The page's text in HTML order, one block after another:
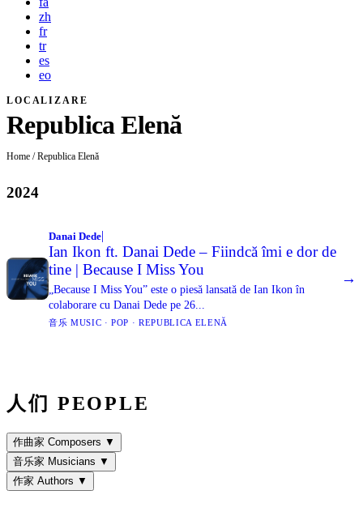
zh
fr
tr
es
eo
LOCALIZARE
Republica Elenă
Home /Republica Elenă
2024
Danai Dede|
Ian Ikon ft. Danai Dede – Fiindcă îmi e dor de
tine | Because I Miss You
„Because I Miss You” este o piesă lansată de Ian Ikon în
colaborare cu Danai Dede pe 26...
音乐 MUSIC · POP · REPUBLICA ELENĂ
→
人们 PEOPLE
作曲家 Composers ▼
音乐家 Musicians ▼
作家 Authors ▼